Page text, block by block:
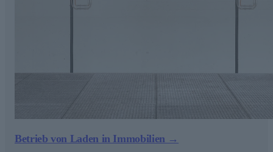
Betrieb von Laden in Immobilien →